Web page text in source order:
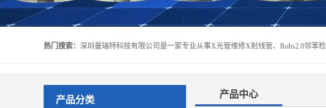
热门搜索：
产品分类
产品中心